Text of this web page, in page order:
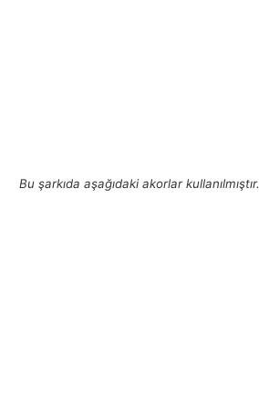
Bu şarkıda aşağıdaki akorlar kullanılmıştır.